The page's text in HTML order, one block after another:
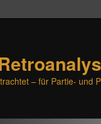
– für Partie- und